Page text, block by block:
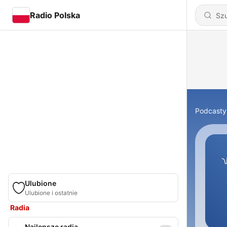
Radio Polska
Ulubione
Ulubione i ostatnie
Radia
Podcasty